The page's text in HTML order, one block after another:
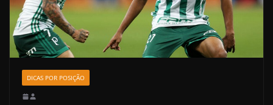
DICAS POR POSIÇÃO